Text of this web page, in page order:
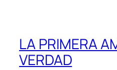
LA PRIMERA
VERDAD